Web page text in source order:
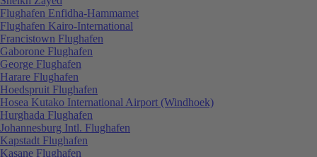
Flughafen Enfidha-Hammamet
Flughafen Kairo-International
Francistown Flughafen
Gaborone Flughafen
George Flughafen
Harare Flughafen
Hoedspruit Flughafen
Hosea Kutako International Airport (Windhoek)
Hurghada Flughafen
Johannesburg Intl. Flughafen
Kapstadt Flughafen
Kasane Flughafen